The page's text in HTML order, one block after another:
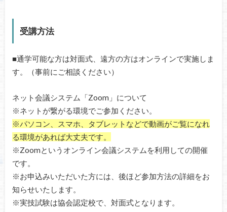
受講方法
■通学可能な方は対面式、遠方の方はオンラインで実施しま
す。（事前にご相談ください）
ネット会議システム「Zoom」について
※ネットが繋がる環境でご参加ください。
※パソコン、スマホ、タブレットなどで動画がご覧になれ
る環境があれば大丈夫です。
※Zoomというオンライン会議システムを利用しての開催
です。
※お申込みいただいた方には、後ほど参加方法の詳細をお
知らせいたします。
※実技試験は協会認定校で、対面式となります。